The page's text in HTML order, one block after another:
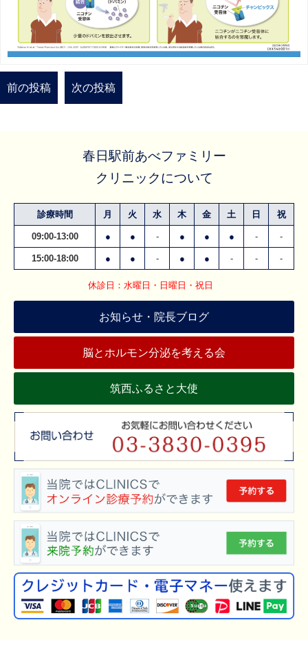
前の投稿 次の投稿
春日駅前あべファミリー
クリニックについて
休診日：水曜日・日曜日・祝日
診療時間 月 火 水 木 金 土 日 祝
09:00-13:00 ● ● - ● ● ● - -
15:00-18:00 ● ● - ● ● - - -
お知らせ・院長ブログ
脳とホルモン分泌を考える会
筑西ふるさと大使